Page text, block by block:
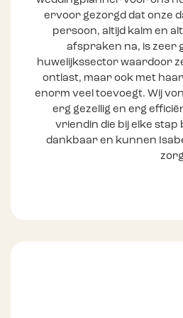
ervoor gezorgd dat onze
persoon, altijd kalm en
afspraken na, is zeer
huwelijkssector waardoor
ontlast, maar ook met
enorm veel toevoegt. Wij
erg gezellig en erg
vriendin die bij elke
dankbaar en kunnen